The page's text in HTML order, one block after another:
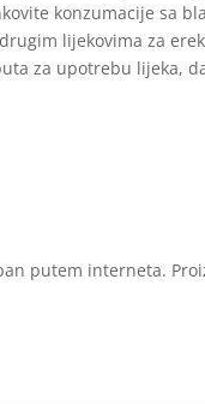
konzumacije sa
lijekovima za
za upotrebu lijeka,
putem interneta.